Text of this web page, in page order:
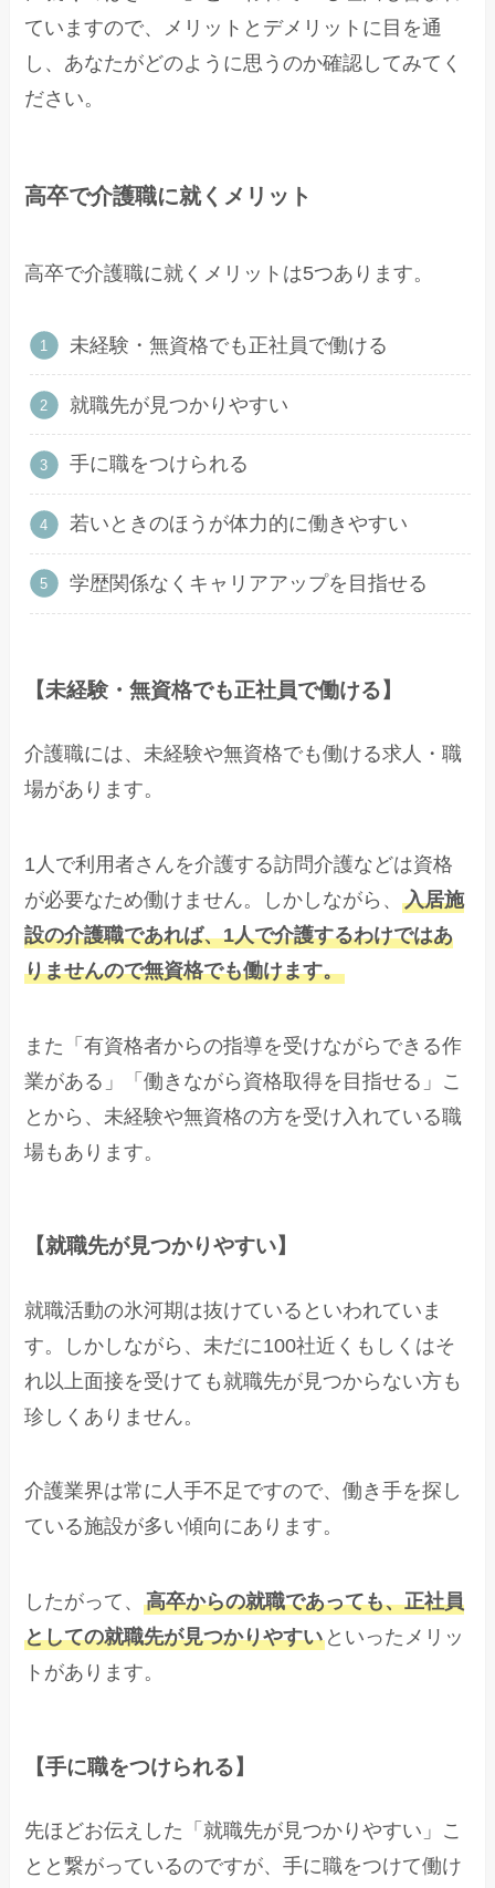
ていますので、メリットとデメリットに目を通
し、あなたがどのように思うのか確認してみてく
ださい。
高卒で介護職に就くメリット
高卒で介護職に就くメリットは5つあります。
未経験・無資格でも正社員で働ける
就職先が見つかりやすい
手に職をつけられる
若いときのほうが体力的に働きやすい
学歴関係なくキャリアアップを目指せる
【未経験・無資格でも正社員で働ける】
介護職には、未経験や無資格でも働ける求人・職
場があります。
1人で利用者さんを介護する訪問介護などは資格
が必要なため働けません。しかしながら、入居施
設の介護職であれば、1人で介護するわけではあ
りませんので無資格でも働けます。
また「有資格者からの指導を受けながらできる作
業がある」「働きながら資格取得を目指せる」こ
とから、未経験や無資格の方を受け入れている職
場もあります。
【就職先が見つかりやすい】
就職活動の氷河期は抜けているといわれていま
す。しかしながら、未だに100社近くもしくはそ
れ以上面接を受けても就職先が見つからない方も
珍しくありません。
介護業界は常に人手不足ですので、働き手を探し
ている施設が多い傾向にあります。
したがって、高卒からの就職であっても、正社員
としての就職先が見つかりやすい といったメリッ
トがあります。
【手に職をつけられる】
先ほどお伝えした「就職先が見つかりやすい」こ
とと繋がっているのですが、手に職をつけて働け